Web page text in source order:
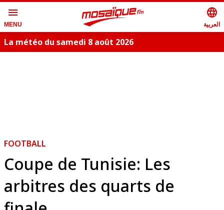
menu
MENU
language
العربية
La météo du samedi 8 août 2026
FOOTBALL
Coupe de Tunisie: Les
arbitres des quarts de